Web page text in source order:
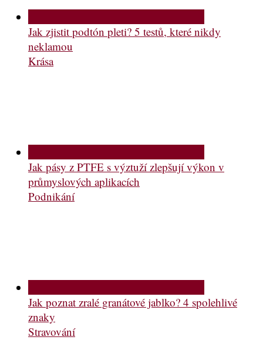
Jak zjistit podtón pleti? 5 testů, které nikdy
neklamou
Krása
Jak pásy z PTFE s výztuží zlepšují výkon v
průmyslových aplikacích
Podnikání
Jak poznat zralé granátové jablko? 4 spolehlivé
znaky
Stravování